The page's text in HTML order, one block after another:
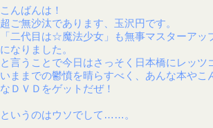
こんばんは！
超ご無沙汰であります、玉沢円です。
「二代目は☆魔法少女」も無事マスターアッ
になりました。
と言うことで今日はさっそく日本橋にレッツ
いままでの鬱憤を晴らすべく、あんな本やこ
なＤＶＤをゲットだぜ！
というのはウソでして……。